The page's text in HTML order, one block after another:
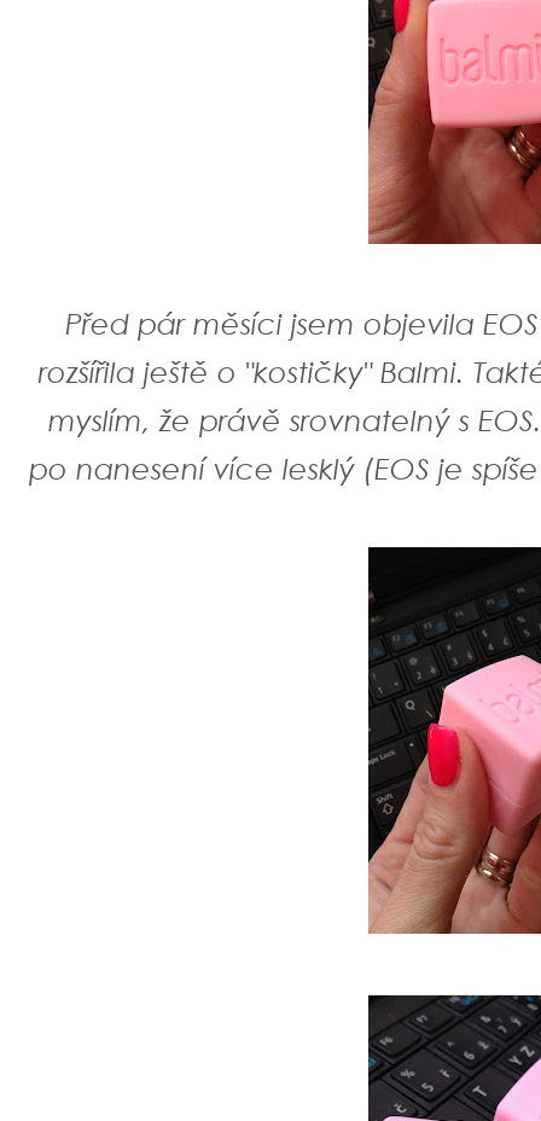
Před pár měsíci jsem objevila
rozšířila ještě o "kostičky" Balmi.
myslím, že právě srovnatelný s
po nanesení více lesklý (EOS je